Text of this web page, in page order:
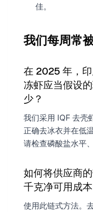
佳。
我们每周常
在 2025 年，
冻虾应当假设
少？
我们采用 IQF 去壳
正确去冰衣并在低
请检查磷酸盐水平
如何将供应商
千克净可用成本
使用此链式方法。